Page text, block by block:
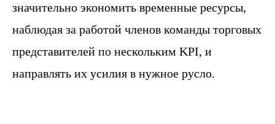
значительно экономить временные ресурсы,
наблюдая за работой членов команды торговых
представителей по нескольким KPI, и
направлять их усилия в нужное русло.